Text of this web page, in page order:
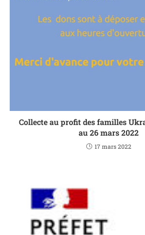
Collecte au profit des familles
au 26 mars 2022
17 mars 2022